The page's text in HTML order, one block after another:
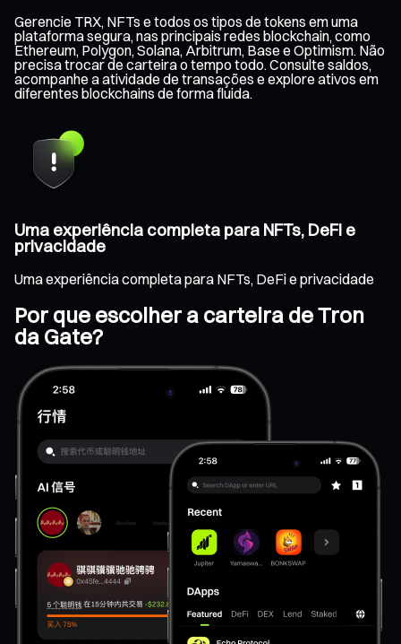
Gerencie TRX, NFTs e todos os tipos de tokens em uma
plataforma segura, nas principais redes blockchain, como
Ethereum, Polygon, Solana, Arbitrum, Base e Optimism. Não
precisa trocar de carteira o tempo todo. Consulte saldos,
acompanhe a atividade de transações e explore ativos em
diferentes blockchains de forma fluida.
Uma experiência completa para NFTs, DeFi e
privacidade
Uma experiência completa para NFTs, DeFi e privacidade
Por que escolher a carteira de Tron
da Gate?